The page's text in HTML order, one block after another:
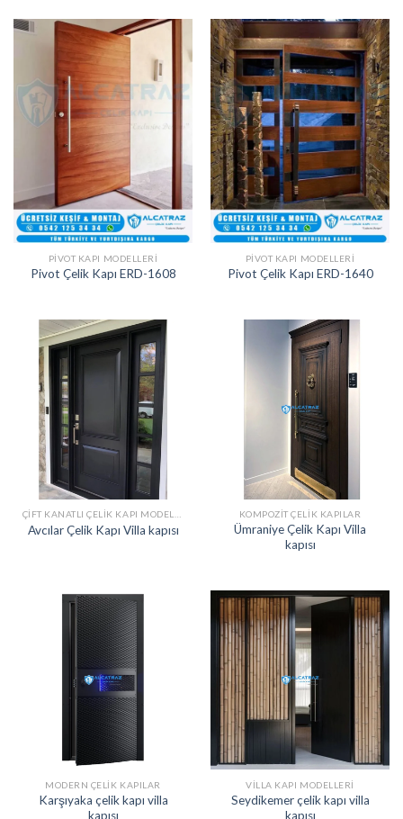
PIVOT KAPI MODELLERI
Pivot Çelik Kapı ERD-1608
PIVOT KAPI MODELLERI
Pivot Çelik Kapı ERD-1640
Avcılar Çelik Kapı Villa kapısı
KOMPOZIT ÇELIK KAPILAR
Ümraniye Çelik Kapı Villa
kapısı
MODERN ÇELIK KAPILAR
Karşıyaka çelik kapı villa
kapısı
VILLA KAPI MODELLERI
Seydikemer çelik kapı villa
kapısı